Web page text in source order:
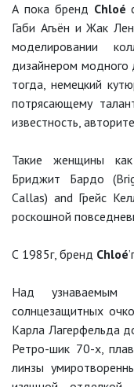
А пока бренд Chloé
Габи Агьён и Жак
моделировании
дизайнером модного
тогда, немецкий
потрясающему
известность,
Такие женщины
Бриджит Бардо
Callas) and Грейс
роскошной
С 1985г, бренд Chloé
Над узнаваемым
солнцезащитных
Карла Лагерфельда
Ретро-шик 70-х,
линзы